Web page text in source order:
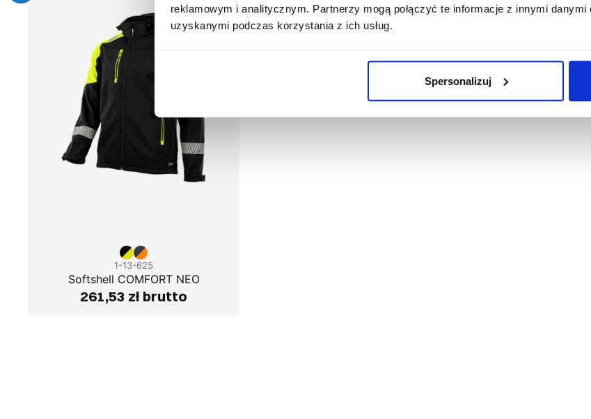
reklamowym i analitycznym. Partnerzy mogą połączyć te informacje z innymi
uzyskanymi podczas korzystania z ich usług.
Spersonalizuj
1-13-625
Softshell COMFORT NEO
261,53 zł brutto